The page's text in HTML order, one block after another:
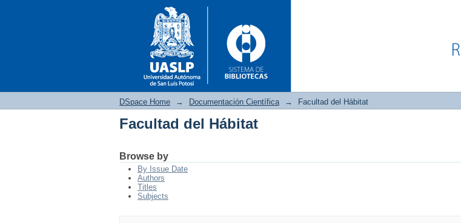
DSpace Home → Documentación Científica → Facultad del Hábitat
Facultad del Hábitat
Browse by
By Issue Date
Authors
Titles
Subjects